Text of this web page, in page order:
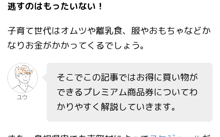
逃すのはもったいない！
子育て世代はオムツや離乳食、服やおもちゃなどか
なりお金がかかってくるでしょう。
ユウ
そこでこの記事ではお得に買い物が
できるプレミアム商品券についてわ
かりやすく解説していきます。